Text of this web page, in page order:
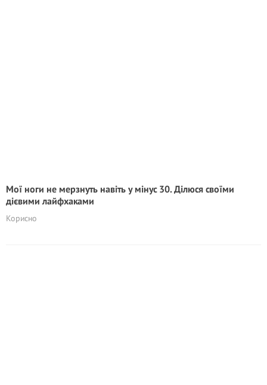
Мої ноги не мерзнуть навіть у мінус 30. Ділюся своїми
дієвими лайфхаками
Корисно